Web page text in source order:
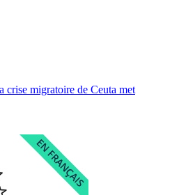
crise migratoire de Ceuta met